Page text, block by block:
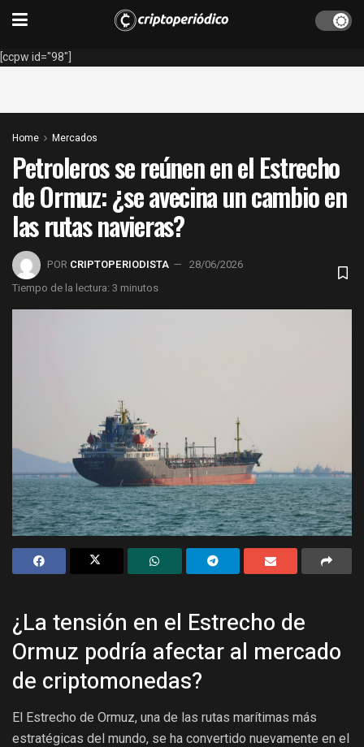
[ccpw id="98"]
Home Mercados
Petroleros se reúnen en el Estrecho
de Ormuz: ¿se avecina un cambio en
las rutas navieras?
POR CRIPTOPERIODISTA
28/06/2026
Tiempo de la lectura: 3 minutos
¿La tensión en el Estrecho de
Ormuz podría afectar al mercado
de criptomonedas?
El Estrecho de Ormuz, una de las rutas marítimas más
estratégicas del mundo, se ha convertido nuevamente en el